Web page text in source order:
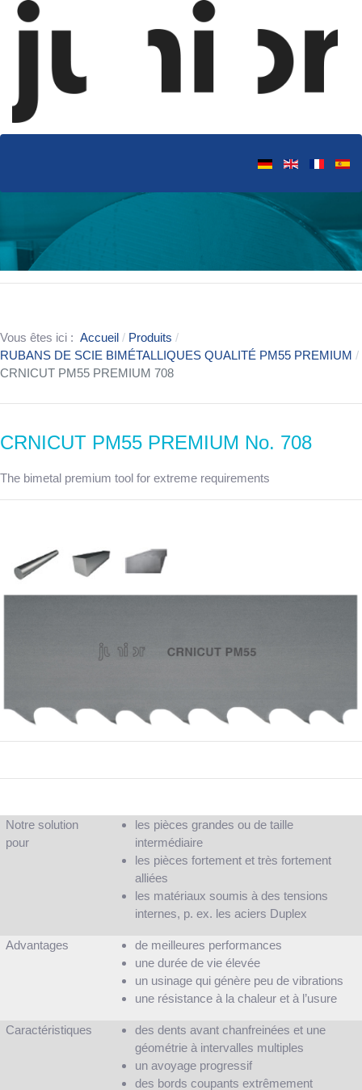
Vous êtes ici : Accueil
Produits
RUBANS DE SCIE BIMÉTALLIQUES QUALITÉ PM55 PREMIUM
CRNICUT PM55 PREMIUM 708
CRNICUT PM55 PREMIUM No. 708
The bimetal premium tool for extreme requirements
Notre solution
pour
les pièces grandes ou de taille
intermédiaire
les pièces fortement et très fortement
alliées
les matériaux soumis à des tensions
internes, p. ex. les aciers Duplex
Advantages
de meilleures performances
une durée de vie élevée
un usinage qui génère peu de vibrations
une résistance à la chaleur et à l’usure
Caractéristiques
des dents avant chanfreinées et une
géométrie à intervalles multiples
un avoyage progressif
des bords coupants extrêmement